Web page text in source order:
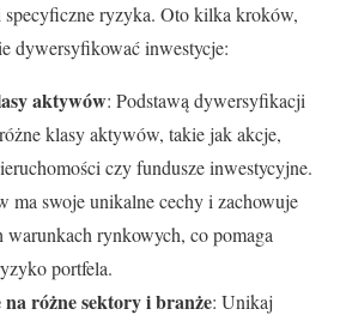
specyficzne ryzyka. Oto kilka kroków,
dywersyfikować inwestycje:
aktywów: Podstawą dywersyfikacji
klasy aktywów, takie jak akcje,
czy fundusze inwestycyjne.
ma swoje unikalne cechy i zachowuje
warunkach rynkowych, co pomaga
portfela.
na różne sektory i branże: Unikaj